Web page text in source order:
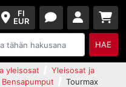
FI
EUR
HAE
yleisosat
Yleisosat ja
Bensapumput
Tourmax